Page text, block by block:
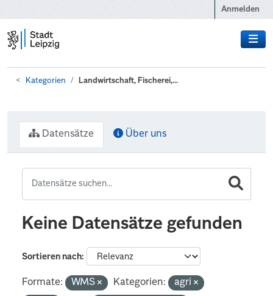
Anmelden
Kategorien Landwirtschaft, Fischerei,...
Datensätze Über uns
Keine Datensätze gefunden
Sortieren nach
Formate: WMS Kategorien:
agri